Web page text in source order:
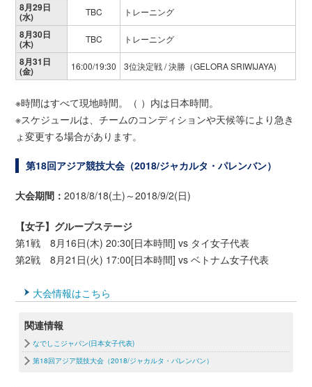
8月29日
(水) TBC トレーニング
8月30日
(木) TBC トレーニング
8月31日
(金) 16:00/19:30 3位決定戦 / 決勝（GELORA SRIWIJAYA)
※時間はすべて現地時間。（ ）内は日本時間。
※スケジュールは、チームのコンディションや天候等により急き
ょ変更する場合があります。
第18回アジア競技大会（2018/ジャカルタ・パレンバン）
大会期間：2018/8/18(土)～2018/9/2(日)
【女子】グループステージ
第1戦 8月16日(木) 20:30[日本時間] vs タイ女子代表
第2戦 8月21日(火) 17:00[日本時間] vs ベトナム女子代表
大会情報はこちら
関連情報
なでしこジャパン(日本女子代表)
第18回アジア競技大会（2018/ジャカルタ・パレンバン）